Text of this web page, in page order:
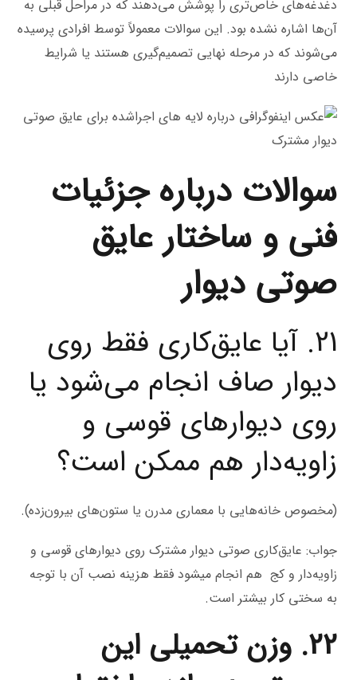
دغدغه‌های خاص‌تری را پوشش می‌دهند که در مراحل قبلی به
آن‌ها اشاره نشده بود. این سوالات معمولاً توسط افرادی پرسیده
می‌شوند که در مرحله نهایی تصمیم‌گیری هستند یا شرایط
خاصی دارند
سوالات درباره جزئیات
فنی و ساختار عایق
صوتی دیوار
21. آیا عایق‌کاری فقط روی
دیوار صاف انجام می‌شود یا
روی دیوارهای قوسی و
زاویه‌دار هم ممکن است؟
(مخصوص خانه‌هایی با معماری مدرن یا ستون‌های بیرون‌زده).
جواب: عایق‌کاری صوتی دیوار مشترک روی دیوارهای قوسی و
زاویه‌دار و کج هم انجام میشود فقط هزینه نصب آن با توجه
به سختی کار بیشتر است.
22. وزن تحمیلی این